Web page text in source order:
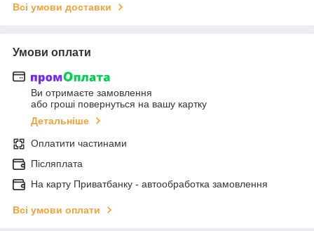
Всі умови доставки
Умови оплати
Ви отримаєте замовлення
або гроші повернуться на вашу картку
Детальніше
Оплатити частинами
Післяплата
На карту Приватбанку - автообработка замовлення
Всі умови оплати